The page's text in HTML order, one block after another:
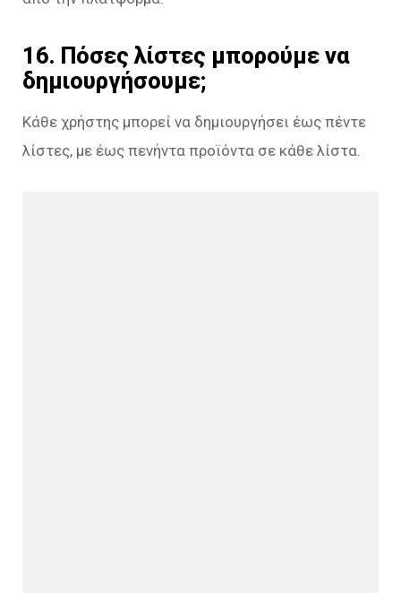
16. Πόσες λίστες μπορούμε να
δημιουργήσουμε;
Κάθε χρήστης μπορεί να δημιουργήσει έως πέντε
λίστες, με έως πενήντα προϊόντα σε κάθε λίστα.